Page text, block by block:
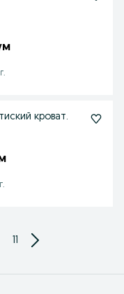
кроват.
11